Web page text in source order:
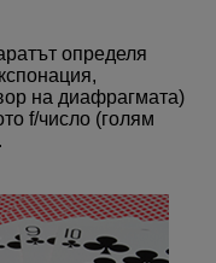
определя
на диафрагмата)
f/число (голям